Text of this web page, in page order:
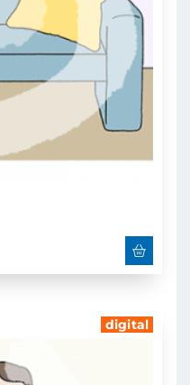
digital